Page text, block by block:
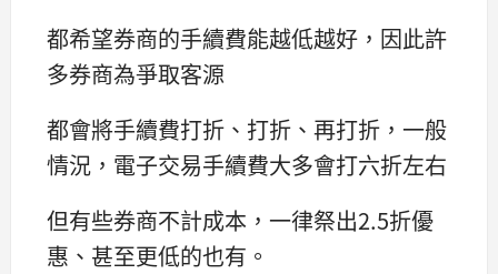
都希望券商的手續費能越低越好，因此許
多券商為爭取客源
都會將手續費打折、打折、再打折，一般
情況，電子交易手續費大多會打六折左右
但有些券商不計成本，一律祭出2.5折優
惠、甚至更低的也有。